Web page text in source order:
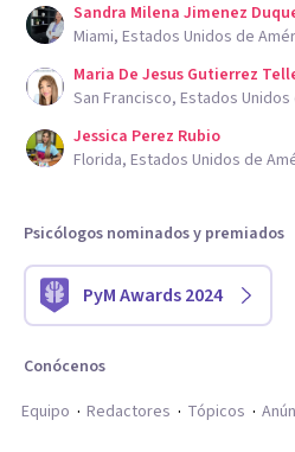
Sandra Milena Jimenez
Miami, Estados Unidos de
Maria De Jesus Gutierrez
San Francisco, Estados
Jessica Perez Rubio
Florida, Estados Unidos de
Psicólogos nominados y premiados
PyM Awards 2024
Conócenos
Equipo
Redactores Tópicos